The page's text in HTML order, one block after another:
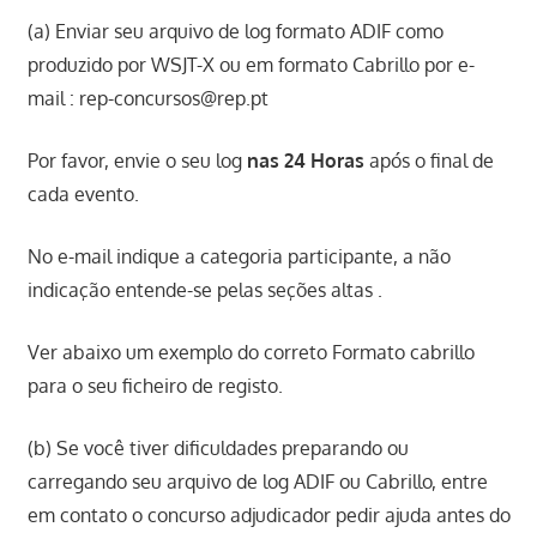
(a) Enviar seu arquivo de log formato ADIF como
produzido por WSJT-X ou em formato Cabrillo por e-
mail : rep-concursos@rep.pt
Por favor, envie o seu log nas 24 Horas após o final de
cada evento.
No e-mail indique a categoria participante, a não
indicação entende-se pelas seções altas .
Ver abaixo um exemplo do correto Formato cabrillo
para o seu ficheiro de registo.
(b) Se você tiver dificuldades preparando ou
carregando seu arquivo de log ADIF ou Cabrillo, entre
em contato o concurso adjudicador pedir ajuda antes do